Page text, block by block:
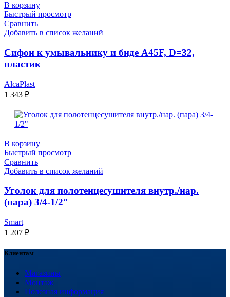
В корзину
Быстрый просмотр
Сравнить
Добавить в список желаний
Сифон к умывальнику и биде А45F, D=32,
пластик
AlcaPlast
1 343 ₽
В корзину
Быстрый просмотр
Сравнить
Добавить в список желаний
Уголок для полотенцесушителя внутр./нар.
(пара) 3/4-1/2″
Smart
1 207 ₽
Клиентам
Магазины
Монтаж
Полезная информация